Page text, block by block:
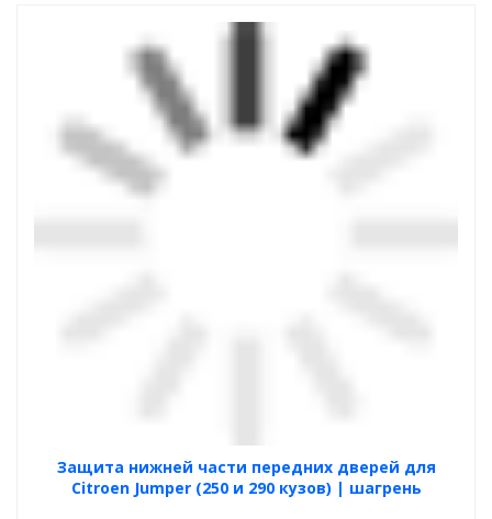
Защита нижней части передних дверей для
Citroen Jumper (250 и 290 кузов) | шагрень